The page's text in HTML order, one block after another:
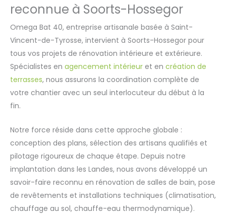
reconnue à Soorts-Hossegor
Omega Bat 40, entreprise artisanale basée à Saint-
Vincent-de-Tyrosse, intervient à Soorts-Hossegor pour
tous vos projets de rénovation intérieure et extérieure.
Spécialistes en agencement intérieur et en création de
terrasses, nous assurons la coordination complète de
votre chantier avec un seul interlocuteur du début à la
fin.
Notre force réside dans cette approche globale :
conception des plans, sélection des artisans qualifiés et
pilotage rigoureux de chaque étape. Depuis notre
implantation dans les Landes, nous avons développé un
savoir-faire reconnu en rénovation de salles de bain, pose
de revêtements et installations techniques (climatisation,
chauffage au sol, chauffe-eau thermodynamique).